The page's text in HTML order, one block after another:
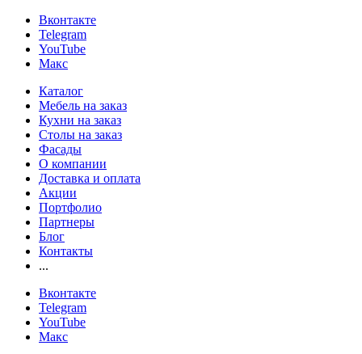
Вконтакте
Telegram
YouTube
Макс
Каталог
Мебель на заказ
Кухни на заказ
Столы на заказ
Фасады
О компании
Доставка и оплата
Акции
Портфолио
Партнеры
Блог
Контакты
...
Вконтакте
Telegram
YouTube
Макс